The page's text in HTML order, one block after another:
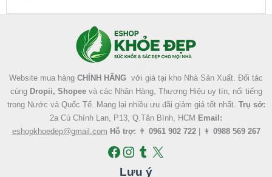
Website mua hàng CHÍNH HÃNG với giá tại kho Nhà Sản Xuất. Đối tác
cùng Dropii, Shopeevà các Nhãn Hàng, Thương Hiệu uy tín, nổi tiếng
trong Nước và Quốc Tế. Mang lại nhiều ưu đãi giảm giá tốt nhất. Trụ sở:
2a Cù Chính Lan, P13, Q.Tân Bình, HCM Email:
eshopkhoedep@gmail.com Hỗ trợ: 👨 0961 902 722| 👩 0988 569 267
Lưu ý